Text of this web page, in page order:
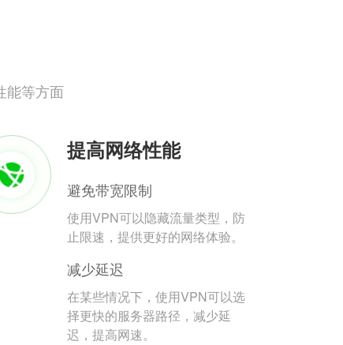
能等方面
提高网络性能
避免带宽限制
使用VPN可以隐藏流量类型，防
止限速，提供更好的网络体验。
减少延迟
在某些情况下，使用VPN可以选
择更快的服务器路径，减少延
迟，提高网速。